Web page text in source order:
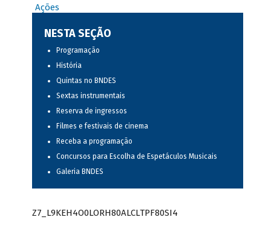
Ações
NESTA SEÇÃO
Programação
História
Quintas no BNDES
Sextas instrumentais
Reserva de ingressos
Filmes e festivais de cinema
Receba a programação
Concursos para Escolha de Espetáculos Musicais
Galeria BNDES
Z7_L9KEH4O0LORH80ALCLTPF80SI4